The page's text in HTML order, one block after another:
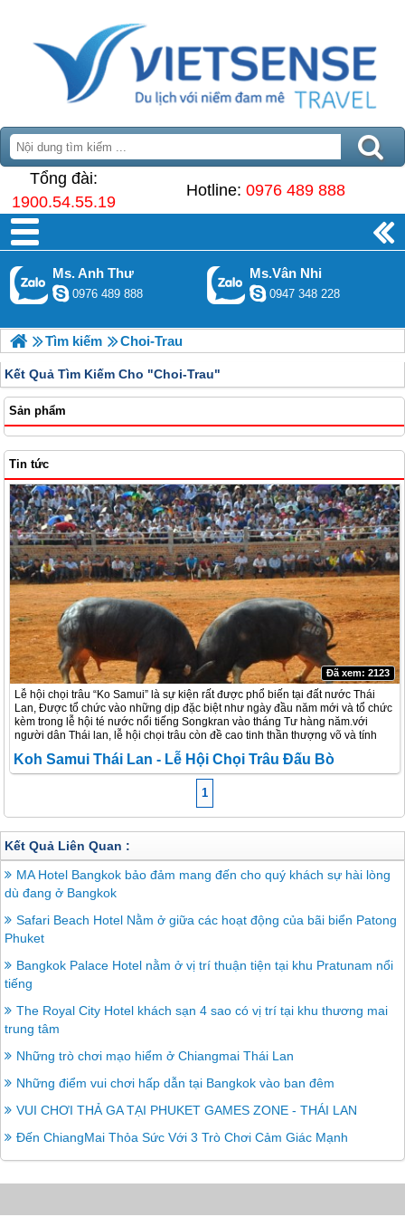
Tổng đài:
1900.54.55.19
Hotline: 0976 489 888
Ms. Anh Thư
0976 489 888
Ms.Vân Nhi
0947 348 228
Tìm kiếm Choi-Trau
Kết Quả Tìm Kiếm Cho "Choi-Trau"
Sản phẩm
Tin tức
Lễ hội chọi trâu “Ko Samui” là sự kiện rất được phổ biến tại đất nước Thái
Lan, Được tổ chức vào những dịp đặc biệt như ngày đầu năm mới và tổ chức
kèm trong lễ hội té nước nổi tiếng Songkran vào tháng Tư hàng năm.với
người dân Thái lan, lễ hội chọi trâu còn đề cao tinh thần thượng võ và tính
Đã xem: 2123
Koh Samui Thái Lan - Lễ Hội Chọi Trâu Đấu Bò
1
Kết Quả Liên Quan :
MA Hotel Bangkok bảo đảm mang đến cho quý khách sự hài lòng
dù đang ở Bangkok
Safari Beach Hotel Nằm ở giữa các hoạt động của bãi biển Patong
Phuket
Bangkok Palace Hotel nằm ở vị trí thuận tiện tại khu Pratunam nổi
tiếng
The Royal City Hotel khách sạn 4 sao có vị trí tại khu thương mai
trung tâm
Những trò chơi mạo hiểm ở Chiangmai Thái Lan
Những điểm vui chơi hấp dẫn tại Bangkok vào ban đêm
VUI CHƠI THẢ GA TẠI PHUKET GAMES ZONE - THÁI LAN
Đến ChiangMai Thỏa Sức Với 3 Trò Chơi Cảm Giác Mạnh